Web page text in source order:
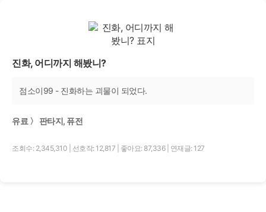
진화, 어디까지 해봤니?
점소이99 - 진화하는 괴물이 되었다.
유료 〉 판타지, 퓨전
조회수: 2,345,310 선호작: 12,817 좋아요: 87,336 연재글: 127